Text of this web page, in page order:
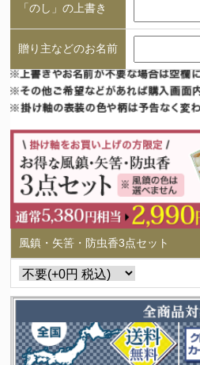
「のし」の上書き
贈り主などのお名前
風鎮・矢筈・防虫香3点セット